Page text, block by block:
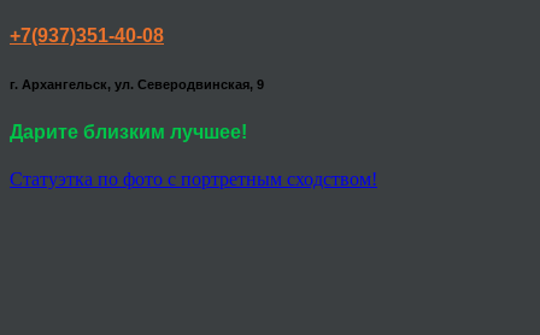
+7(937)351-40-08
г. Архангельск, ул. Северодвинская, 9
Дарите близким лучшее!
Статуэтка по фото с портретным сходством!